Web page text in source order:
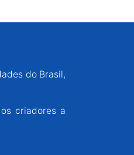
do Brasil,
criadores a